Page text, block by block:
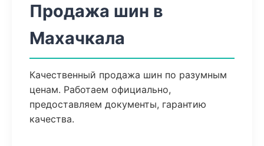
Продажа шин в
Махачкала
Качественный продажа шин по разумным
ценам. Работаем официально,
предоставляем документы, гарантию
качества.